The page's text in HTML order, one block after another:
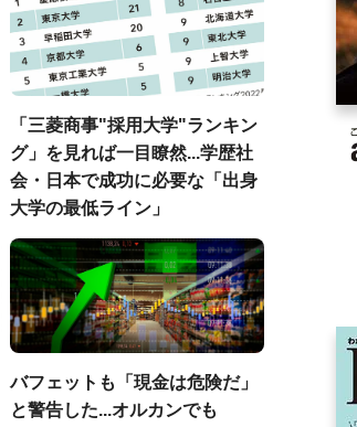
「三菱商事"採用大学"ランキン
グ」を見れば一目瞭然...学歴社
会・日本で成功に必要な「出身
大学の最低ライン」
バフェットも「現金は危険だ」
と警告した...オルカンでも